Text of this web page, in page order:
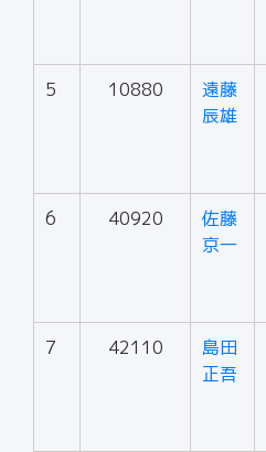
5 10880
遠藤
辰雄
6 40920
佐藤
京一
7 42110
島田
正吾